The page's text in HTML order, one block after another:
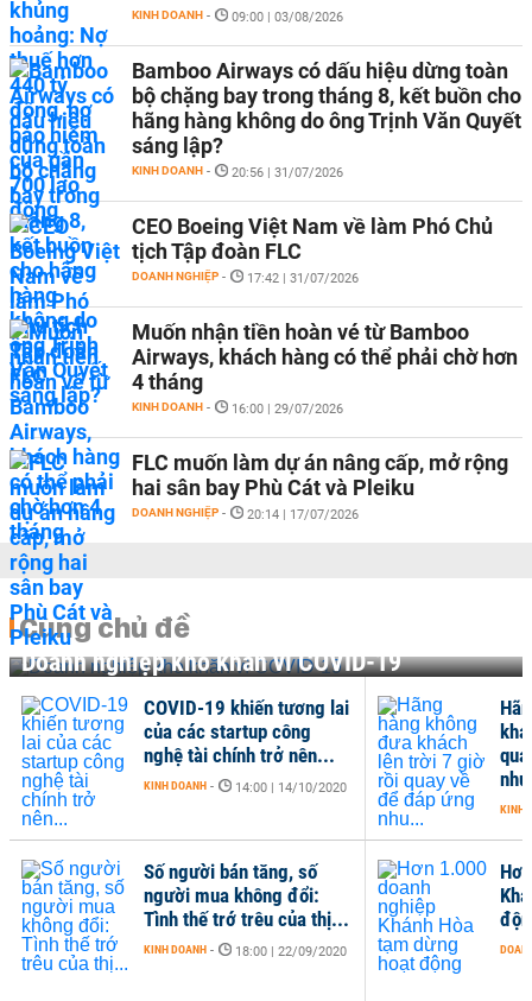
KINH DOANH - 09:00 | 03/08/2026
Bamboo Airways có dấu hiệu dừng toàn
bộ chặng bay trong tháng 8, kết buồn cho
hãng hàng không do ông Trịnh Văn Quyết
sáng lập?
KINH DOANH - 20:56 | 31/07/2026
CEO Boeing Việt Nam về làm Phó Chủ
tịch Tập đoàn FLC
DOANH NGHIỆP - 17:42 | 31/07/2026
Muốn nhận tiền hoàn vé từ Bamboo
Airways, khách hàng có thể phải chờ hơn
4 tháng
KINH DOANH - 16:00 | 29/07/2026
FLC muốn làm dự án nâng cấp, mở rộng
hai sân bay Phù Cát và Pleiku
DOANH NGHIỆP - 20:14 | 17/07/2026
Cùng chủ đề
Doanh nghiệp khó khăn vì COVID-19
COVID-19 khiến tương lai
của các startup công
nghệ tài chính trở nên...
KINH DOANH - 14:00 | 14/10/2020
Số người bán tăng, số
người mua không đổi:
Tình thế trớ trêu của thị...
KINH DOANH - 18:00 | 22/09/2020
KINH